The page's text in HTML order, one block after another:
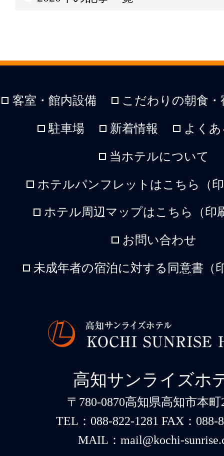
客室・館内設備 こだわりの朝食
駐車場 新着情報 よく
当ホテルについて
ホテルパンフレットはこちら（
ホテル周辺マップはこちら（印
お問い合わせ
未成年者の宿泊に対する同意書（
高知サンライズホ
〒780-0870高知県高知市本町
TEL：088-822-1281 FAX：088-
MAIL：mail@kochi-